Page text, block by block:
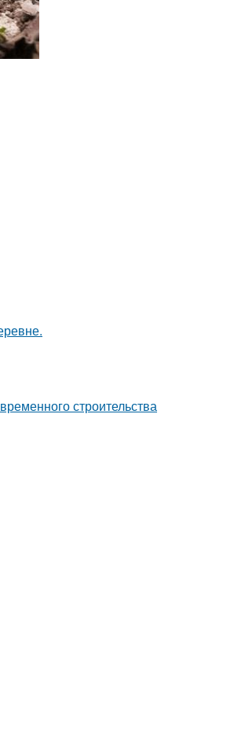
строительства